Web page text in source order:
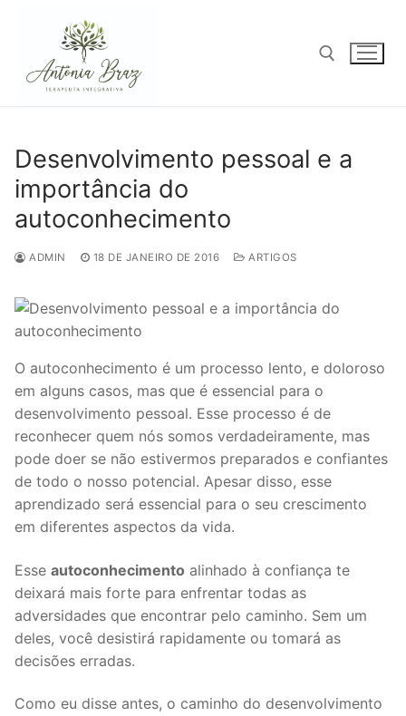
conteúdo
Desenvolvimento pessoal e a
importância do
autoconhecimento
ADMIN 18 DE JANEIRO DE 2016 ARTIGOS
O autoconhecimento é um processo lento, e doloroso
em alguns casos, mas que é essencial para o
desenvolvimento pessoal. Esse processo é de
reconhecer quem nós somos verdadeiramente, mas
pode doer se não estivermos preparados e confiantes
de todo o nosso potencial. Apesar disso, esse
aprendizado será essencial para o seu crescimento
em diferentes aspectos da vida.
Esse autoconhecimento alinhado à confiança te
deixará mais forte para enfrentar todas as
adversidades que encontrar pelo caminho. Sem um
deles, você desistirá rapidamente ou tomará as
decisões erradas.
Como eu disse antes, o caminho do desenvolvimento